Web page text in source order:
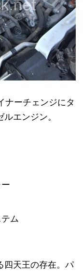
ーチェンジにタ
エンジン。
ム
四天王の存在。パ